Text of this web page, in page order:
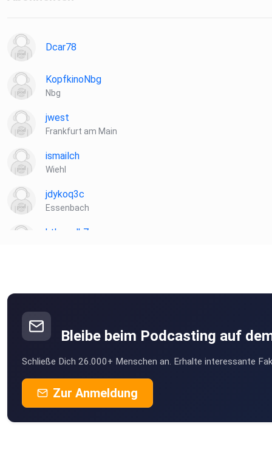
Dcar78
KopfkinoNbg
Nbg
jwest
Frankfurt am Main
ismailch
Wiehl
jdykoq3c
Essenbach
htbcwdk7
Andreas1774
Harthausen
Jimmy1307
Schaufling
Bleibe beim Podcasting auf
Schließe Dich 26.000+ Menschen an. Erhalte interessante
Zur Anmeldung